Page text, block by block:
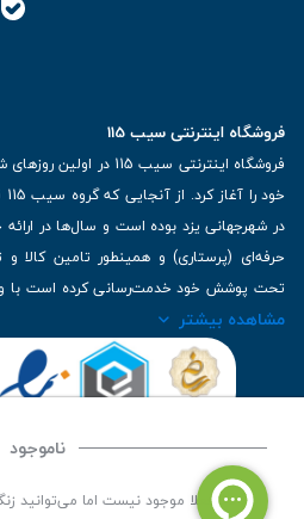
ناموجود
این کالا فعلا موجود نیست اما می‌توانید
فروشگاه اینترنتی سیب 115
در شهرجهانی یزد بوده است و سال‌ها در
حرفه‌ای (پرستاری) و همینطور تامین کالا و
تحت پوشش خود خدمت‌رسانی کرده است با
برترین برندهای موجود در بازار اطلاعات بسیار
| تلفن تماس : 36333383-035 | ایمیل: Info@Sib115.com
مشاهده بیشتر
کلیه حقوق این سایت متعلق به سیب 115 (
کدنویسی توسطسپکام سیستم